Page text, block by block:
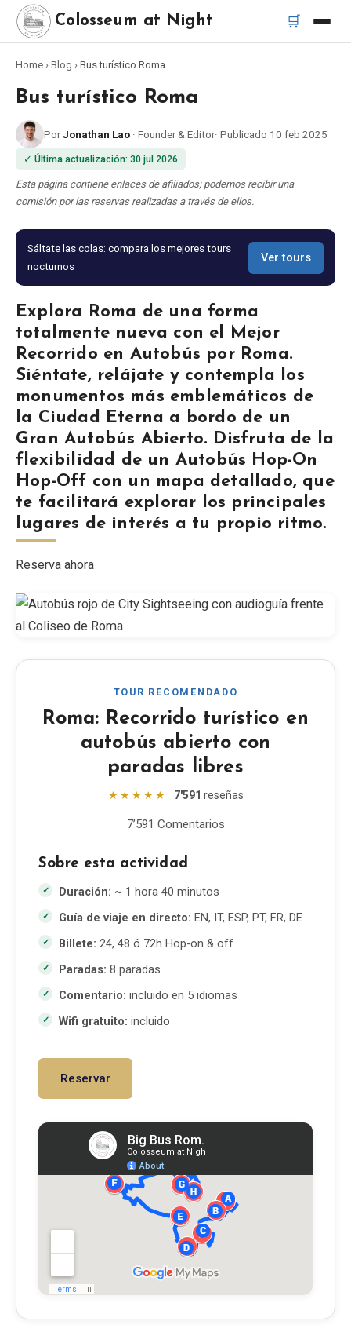
Colosseum at Night 🛒
Inicio
Mejores tours nocturnos del Coliseo
Mejores tours en Roma
Bus turístico Roma
Catacumbas de Roma
Blog
Tienda
Todos los recuerdos
Posters
T-Shirts
Fridge Magnets
DE ES FR IT
Home › Blog › Bus turístico Roma
Bus turístico Roma
PorJonathan Lao · Founder & Editor· Publicado 10 feb 2025
✓ Última actualización: 30 jul 2026
Esta página contiene enlaces de afiliados; podemos recibir una
comisión por las reservas realizadas a través de ellos.
Sáltate las colas: compara los mejores tours
nocturnos
Ver tours
Explora Roma de una forma
totalmente nueva con el Mejor
Recorrido en Autobús por Roma.
Siéntate, relájate y contempla los
monumentos más emblemáticos de
la Ciudad Eterna a bordo de un
Gran Autobús Abierto. Disfruta de la
flexibilidad de un Autobús Hop-On
Hop-Off con un mapa detallado, que
te facilitará explorar los principales
lugares de interés a tu propio ritmo.
Reserva ahora
TOUR RECOMENDADO
Roma: Recorrido turístico en
autobús abierto con
paradas libres
★★★★★ 7'591 reseñas
7’591 Comentarios
Sobre esta actividad
Duración: ~ 1 hora 40 minutos
Guía de viaje en directo: EN, IT, ESP, PT, FR, DE
Billete: 24, 48 ó 72h Hop-on & off
Paradas: 8 paradas
Comentario: incluido en 5 idiomas
Wifi gratuito: incluido
Reservar